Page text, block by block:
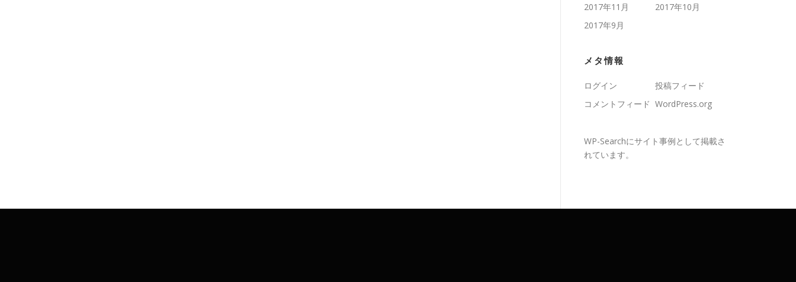
2017年11月
2017年10月
2017年9月
メタ情報
ログイン
投稿フィード
コメントフィード WordPress.org
WP-Searchにサイト事例として掲載さ
れています。